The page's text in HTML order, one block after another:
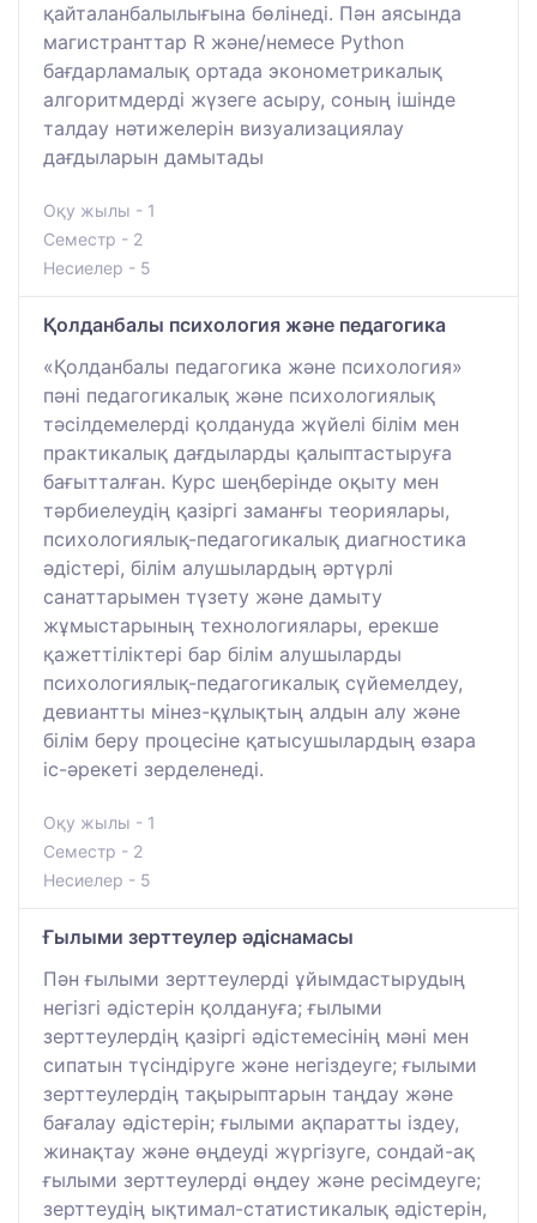
қайталанбалылығына бөлінеді. Пән аясында
магистранттар R және/немесе Python
бағдарламалық ортада эконометрикалық
алгоритмдерді жүзеге асыру, соның ішінде
талдау нәтижелерін визуализациялау
дағдыларын дамытады
Оқу жылы - 1
Семестр - 2
Несиелер - 5
Қолданбалы психология және педагогика
«Қолданбалы педагогика және психология»
пәні педагогикалық және психологиялық
тәсілдемелерді қолдануда жүйелі білім мен
практикалық дағдыларды қалыптастыруға
бағытталған. Курс шеңберінде оқыту мен
тәрбиелеудің қазіргі заманғы теориялары,
психологиялық-педагогикалық диагностика
әдістері, білім алушылардың әртүрлі
санаттарымен түзету және дамыту
жұмыстарының технологиялары, ерекше
қажеттіліктері бар білім алушыларды
психологиялық-педагогикалық сүйемелдеу,
девиантты мінез-құлықтың алдын алу және
білім беру процесіне қатысушылардың өзара
іс-әрекеті зерделенеді.
Оқу жылы - 1
Семестр - 2
Несиелер - 5
Ғылыми зерттеулер әдіснамасы
Пән ғылыми зерттеулерді ұйымдастырудың
негізгі әдістерін қолдануға; ғылыми
зерттеулердің қазіргі әдістемесінің мәні мен
сипатын түсіндіруге және негіздеуге; ғылыми
зерттеулердің тақырыптарын таңдау және
бағалау әдістерін; ғылыми ақпаратты іздеу,
жинақтау және өңдеуді жүргізуге, сондай-ақ
ғылыми зерттеулерді өңдеу және ресімдеуге;
зерттеудің ықтимал-статистикалық әдістерін,